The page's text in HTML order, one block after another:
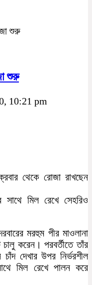
শুরু
শুরু
10:21 pm
থেকে রোজা রাখছেন
মিল রেখে সেহরিও
মরহুম পীর মাওলানা
করেন। পরবর্তীতে তাঁর
দেখার উপর নির্ভরশীল
মিল রেখে পালন করে